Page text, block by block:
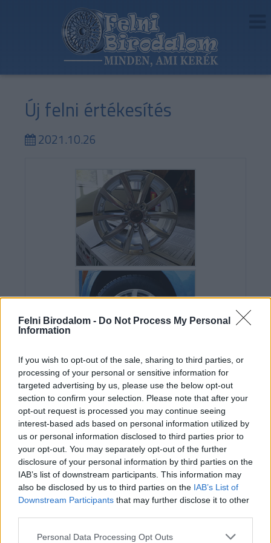
Felni Birodalom - Do Not Process My Personal
Information
If you wish to opt-out of the sale, sharing to third parties, or
processing of your personal or sensitive information for
targeted advertising by us, please use the below opt-out
section to confirm your selection. Please note that after your
opt-out request is processed you may continue seeing
interest-based ads based on personal information utilized by
us or personal information disclosed to third parties prior to
your opt-out. You may separately opt-out of the further
disclosure of your personal information by third parties on the
IAB’s list of downstream participants. This information may
also be disclosed by us to third parties on the IAB’s List of
Downstream Participants that may further disclose it to other
Personal Data Processing Opt Outs
Új felni értékesítés
2021.10.26
Az elvégzett feladatok:
Új felni (MAK Wolf Sil 16") értékesítés
gumiszerelés, centrírozás
autóra felszerelés